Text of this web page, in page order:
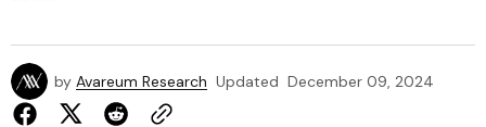
by Avareum Research Updated December 09, 2024